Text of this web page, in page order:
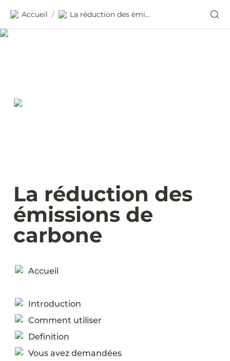
Accueil / La réduction des émissions de carbone
La réduction des
émissions de
carbone
Accueil
Introduction
Comment utiliser
Definition
Vous avez demandées